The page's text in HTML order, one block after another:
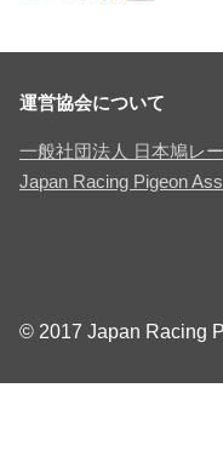
運営協会について
一般社団法人 日本鳩レ
Japan Racing Pigeon
© 2017 Japan Racing